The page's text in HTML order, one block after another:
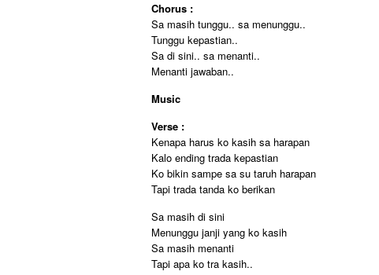
Chorus :
Sa masih tunggu.. sa menunggu..
Tunggu kepastian..
Sa di sini.. sa menanti..
Menanti jawaban..
Music
Verse :
Kenapa harus ko kasih sa harapan
Kalo ending trada kepastian
Ko bikin sampe sa su taruh harapan
Tapi trada tanda ko berikan
Sa masih di sini
Menunggu janji yang ko kasih
Sa masih menanti
Tapi apa ko tra kasih..